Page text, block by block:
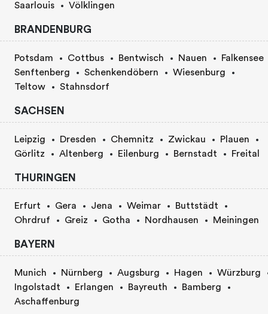
Saarlouis
Völklingen
BRANDENBURG
Potsdam Cottbus Bentwisch Nauen
Falkensee
Senftenberg
Schenkendöbern
Wiesenburg
Teltow
Stahnsdorf
SACHSEN
Leipzig Dresden Chemnitz Zwickau
Plauen
Görlitz
Altenberg Eilenburg Bernstadt Freital
THURINGEN
Erfurt Gera Jena Weimar
Buttstädt
Ohrdruf
Greiz Gotha Nordhausen Meiningen
BAYERN
Munich Nürnberg Augsburg Hagen
Würzburg
Ingolstadt
Erlangen Bayreuth
Bamberg
Aschaffenburg